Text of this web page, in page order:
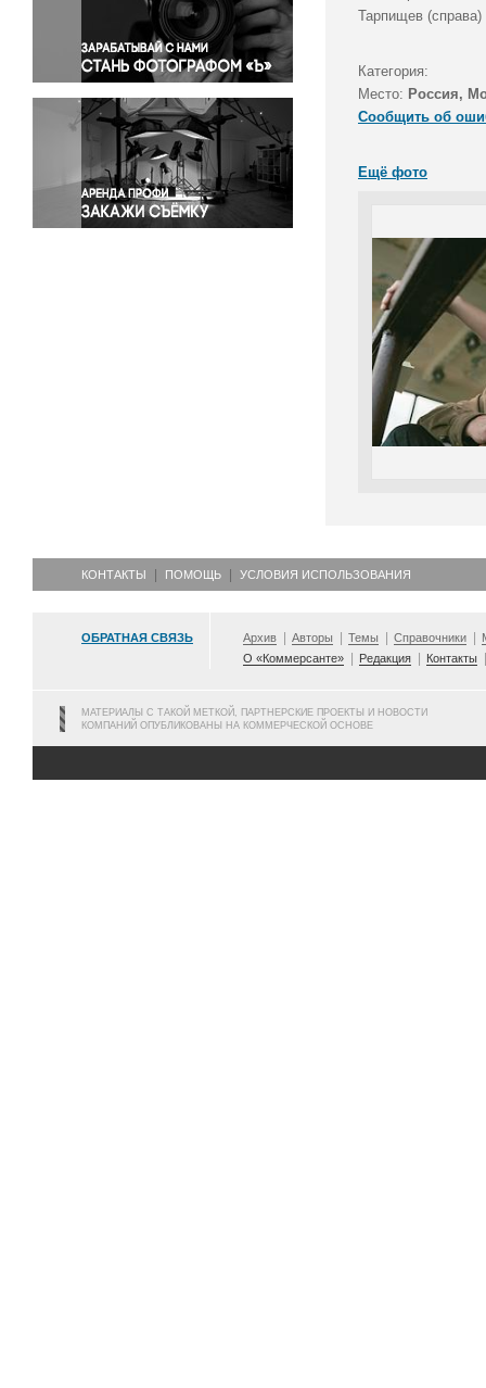
Правосудие
Происшествия и конфликты
Религия
Светская жизнь
Спорт
Экология
Экономика и бизнес
Тарпищев
Категория:
Место: Россия,
Сообщить об
Ещё фото
КОНТАКТЫ ПОМОЩЬ УСЛОВИЯ ИСПОЛЬЗОВАНИЯ
ОБРАТНАЯ СВЯЗЬ Архив Авторы Темы Справочники
О «Коммерсанте»
Редакция Контакты
МАТЕРИАЛЫ С ТАКОЙ МЕТКОЙ, ПАРТНЕРСКИЕ ПРОЕКТЫ И НОВОСТИ
КОМПАНИЙ ОПУБЛИКОВАНЫ НА КОММЕРЧЕСКОЙ ОСНОВЕ